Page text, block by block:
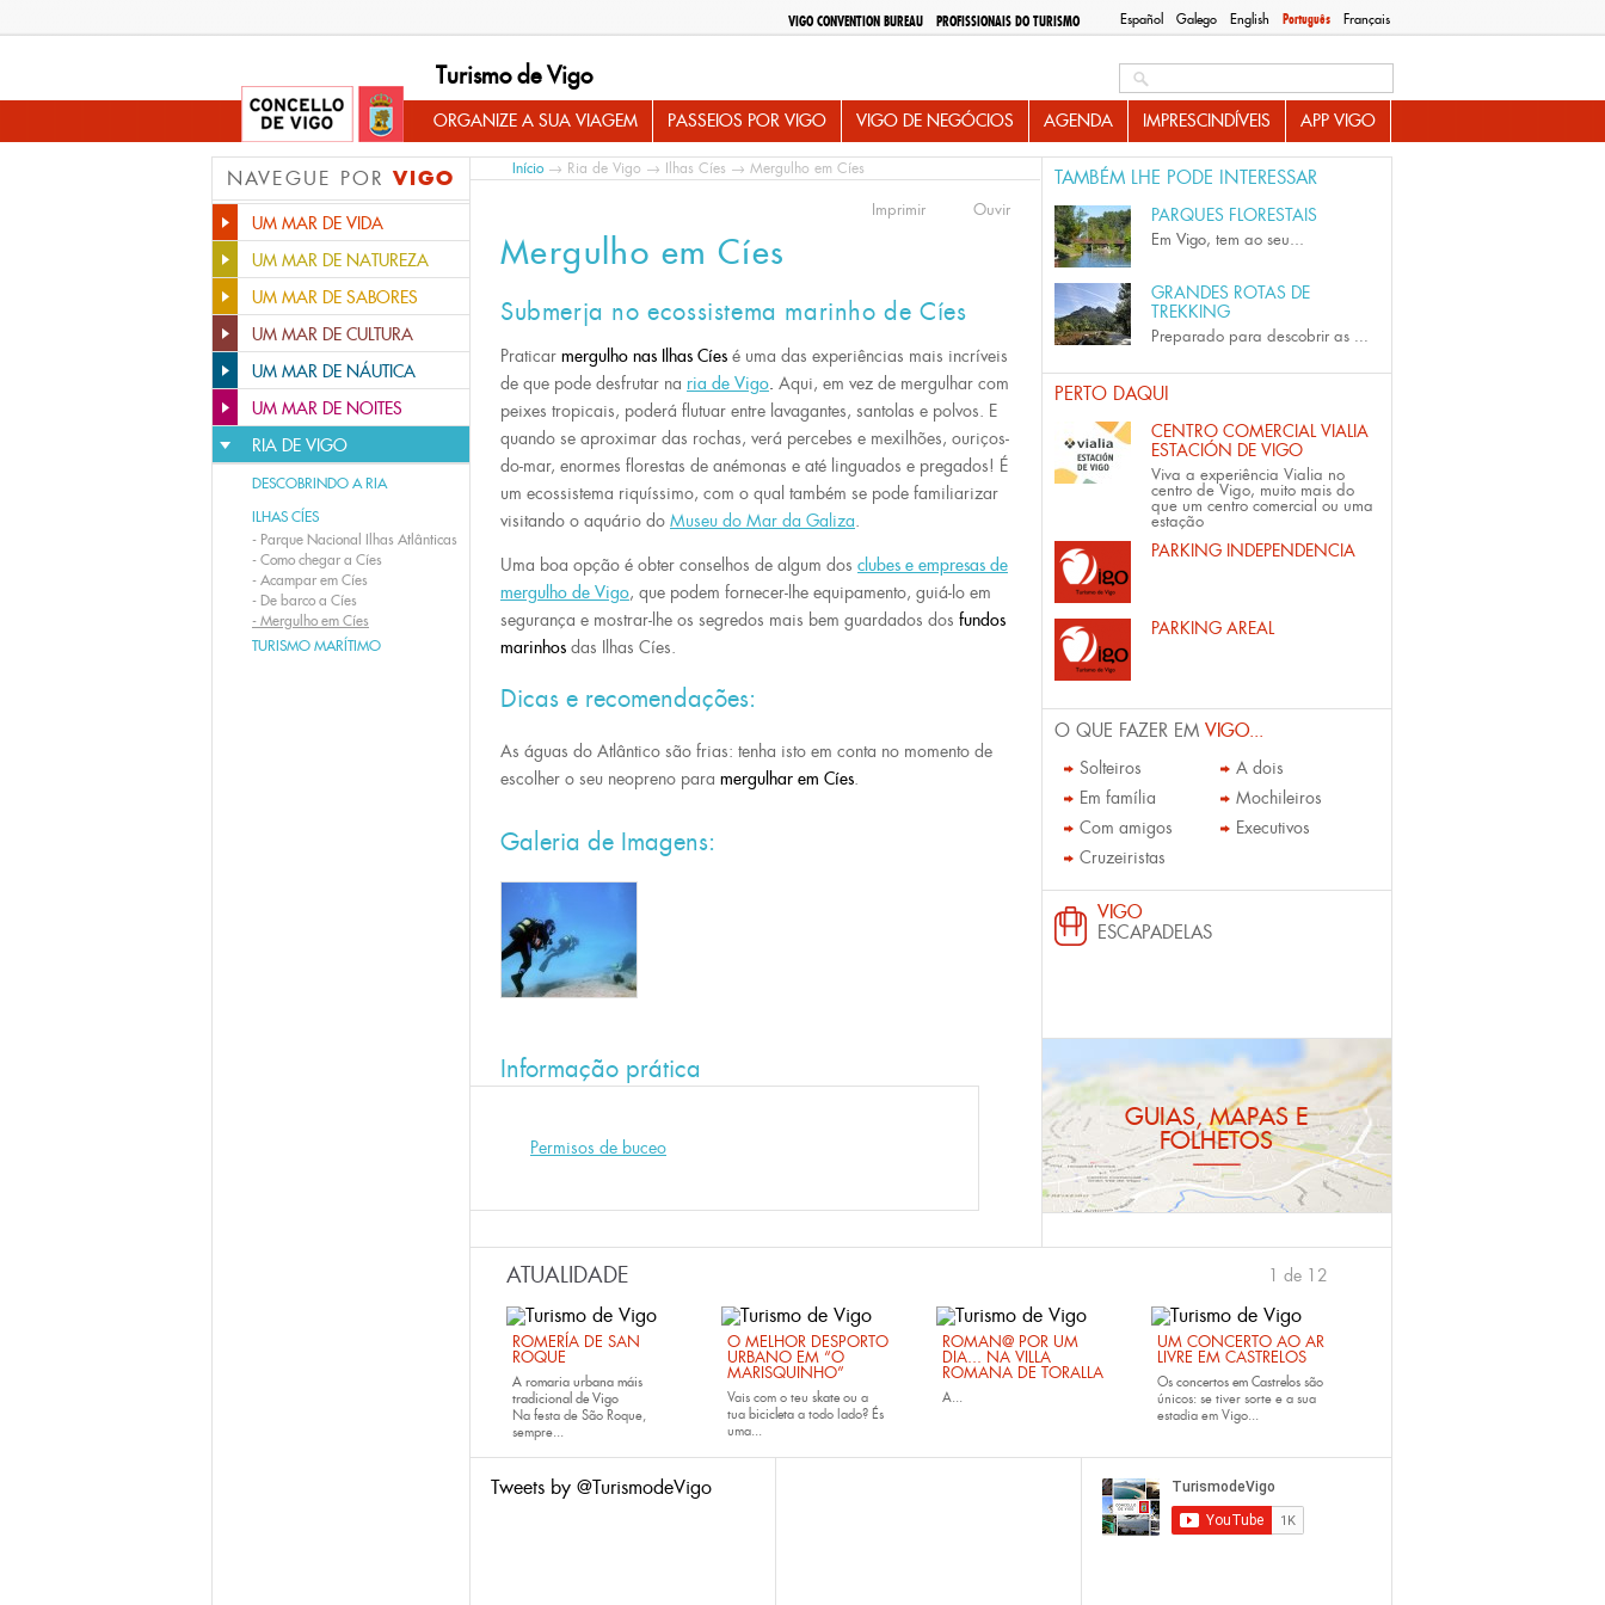
Español Galego English Português Français
VIGO CONVENTION BUREAU PROFISSIONAIS DO TURISMO
Turismo de Vigo
ORGANIZE A SUA VIAGEM PASSEIOS POR VIGO VIGO DE NEGÓCIOS AGENDA IMPRESCINDÍVEIS APP VIGO
NAVEGUE POR VIGO
UM MAR DE VIDA
UM MAR DE NATUREZA
UM MAR DE SABORES
UM MAR DE CULTURA
UM MAR DE NÁUTICA
UM MAR DE NOITES
RIA DE VIGO
DESCOBRINDO A RIA
ILHAS CÍES
- Parque Nacional Ilhas Atlânticas
- Como chegar a Cíes
- Acampar em Cíes
- De barco a Cíes
- Mergulho em Cíes
TURISMO MARÍTIMO
Início→ Ria de Vigo → Ilhas Cíes → Mergulho em Cíes
Imprimir Ouvir
Mergulho em Cíes
Submerja no ecossistema marinho de Cíes
Praticar mergulho nas Ilhas Cíes é uma das experiências mais incríveis
de que pode desfrutar na ria de Vigo. Aqui, em vez de mergulhar com
peixes tropicais, poderá flutuar entre lavagantes, santolas e polvos. E
quando se aproximar das rochas, verá percebes e mexilhões, ouriços-
do-mar, enormes florestas de anémonas e até linguados e pregados! É
um ecossistema riquíssimo, com o qual também se pode familiarizar
visitando o aquário do Museu do Mar da Galiza.
Uma boa opção é obter conselhos de algum dos clubes e empresas de
mergulho de Vigo, que podem fornecer-lhe equipamento, guiá-lo em
segurança e mostrar-lhe os segredos mais bem guardados dos fundos
marinhos das Ilhas Cíes.
Dicas e recomendações:
As águas do Atlântico são frias: tenha isto em conta no momento de
escolher o seu neopreno para mergulhar em Cíes.
Galeria de Imagens:
Informação prática
Permisos de buceo
TAMBÉM LHE PODE INTERESSAR
PARQUES FLORESTAIS
Em Vigo, tem ao seu...
GRANDES ROTAS DE
TREKKING
Preparado para descobrir as ...
PERTO DAQUI
CENTRO COMERCIAL VIALIA
ESTACIÓN DE VIGO
Viva a experiência Vialia no
centro de Vigo, muito mais do
que um centro comercial ou uma
estação
PARKING INDEPENDENCIA
PARKING AREAL
O QUE FAZER EM VIGO...
Solteiros
A dois
Em família
Mochileiros
Com amigos
Executivos
Cruzeiristas
VIGO
ESCAPADELAS
GUIAS, MAPAS E
FOLHETOS
ATUALIDADE
ROMERÍA DE SAN
ROQUE
A romaria urbana máis
tradicional de Vigo
Na festa de São Roque,
sempre...
O MELHOR DESPORTO
URBANO EM “O
MARISQUINHO”
Vais com o teu skateou a
tua bicicleta a todo lado? És
uma...
ROMAN@ POR UM
DIA... NA VILLA
ROMANA DE TORALLA
A...
UM CONCERTO AO AR
LIVRE EM CASTRELOS
Os concertos em Castrelos são
únicos: se tiver sorte e a sua
estadia em Vigo...
1 de 12
Tweets by @TurismodeVigo